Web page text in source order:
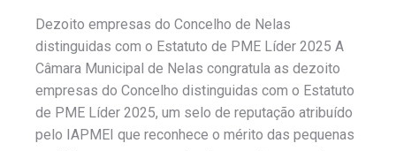
Dezoito empresas do Concelho de Nelas
distinguidas com o Estatuto de PME Líder 2025 A
Câmara Municipal de Nelas congratula as dezoito
empresas do Concelho distinguidas com o Estatuto
de PME Líder 2025, um selo de reputação atribuído
pelo IAPMEI que reconhece o mérito das pequenas